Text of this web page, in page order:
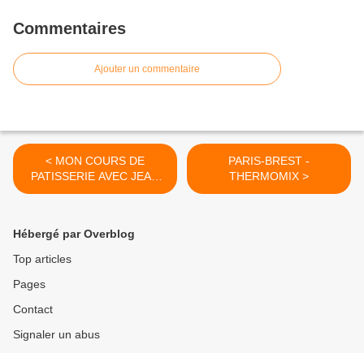
Commentaires
Ajouter un commentaire
< MON COURS DE
PATISSERIE AVEC JEAN
MICHEL LLORCA
PARIS-BREST -
THERMOMIX >
Hébergé par Overblog
Top articles
Pages
Contact
Signaler un abus